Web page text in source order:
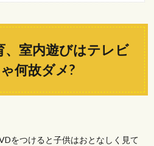
、室内遊びはテレビ
何故ダメ?
をつけると子供はおとなしく見て